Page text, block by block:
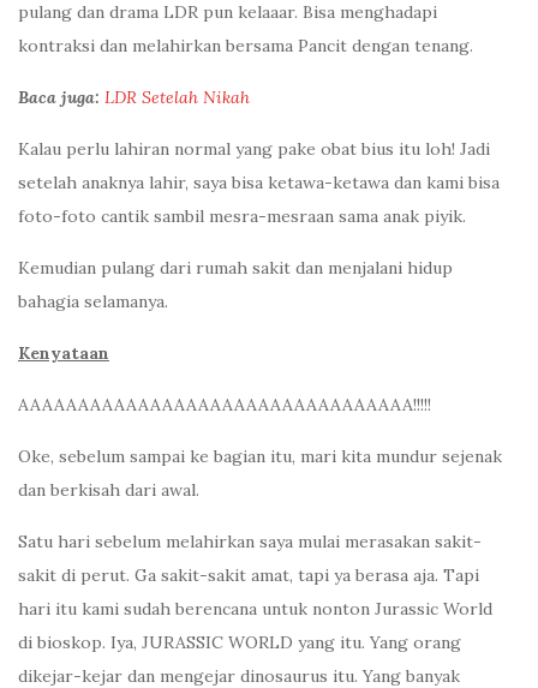
pulang dan drama LDR pun kelaaar. Bisa menghadapi
kontraksi dan melahirkan bersama Pancit dengan tenang.
Baca juga: LDR Setelah Nikah
Kalau perlu lahiran normal yang pake obat bius itu loh! Jadi
setelah anaknya lahir, saya bisa ketawa-ketawa dan kami bisa
foto-foto cantik sambil mesra-mesraan sama anak piyik.
Kemudian pulang dari rumah sakit dan menjalani hidup
bahagia selamanya.
Kenyataan
AAAAAAAAAAAAAAAAAAAAAAAAAAAAAAAAA!!!!!
Oke, sebelum sampai ke bagian itu, mari kita mundur sejenak
dan berkisah dari awal.
Satu hari sebelum melahirkan saya mulai merasakan sakit-
sakit di perut. Ga sakit-sakit amat, tapi ya berasa aja. Tapi
hari itu kami sudah berencana untuk nonton Jurassic World
di bioskop. Iya, JURASSIC WORLD yang itu. Yang orang
dikejar-kejar dan mengejar dinosaurus itu. Yang banyak